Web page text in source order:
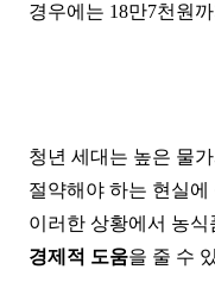
경우에는 18만7천원
청년 세대는 높은 물
절약해야 하는 현실에
이러한 상황에서 농
경제적 도움을 줄 수